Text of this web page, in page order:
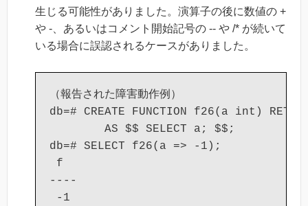
生じる可能性がありました。演算子の後に数値の +
や -、あるいはコメント開始記号の -- や /* が続いて
いる場合に誤認されるケースがありました。
（報告された障害動作例）
db=# CREATE FUNCTION f26(a int)
        AS $$ SELECT a; $$;
db=# SELECT f26(a => -1);
f
----
-1